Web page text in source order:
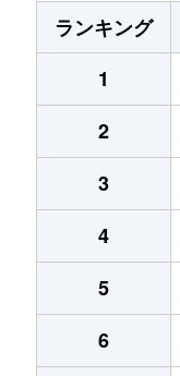
ランキング
1
2
3
4
5
6